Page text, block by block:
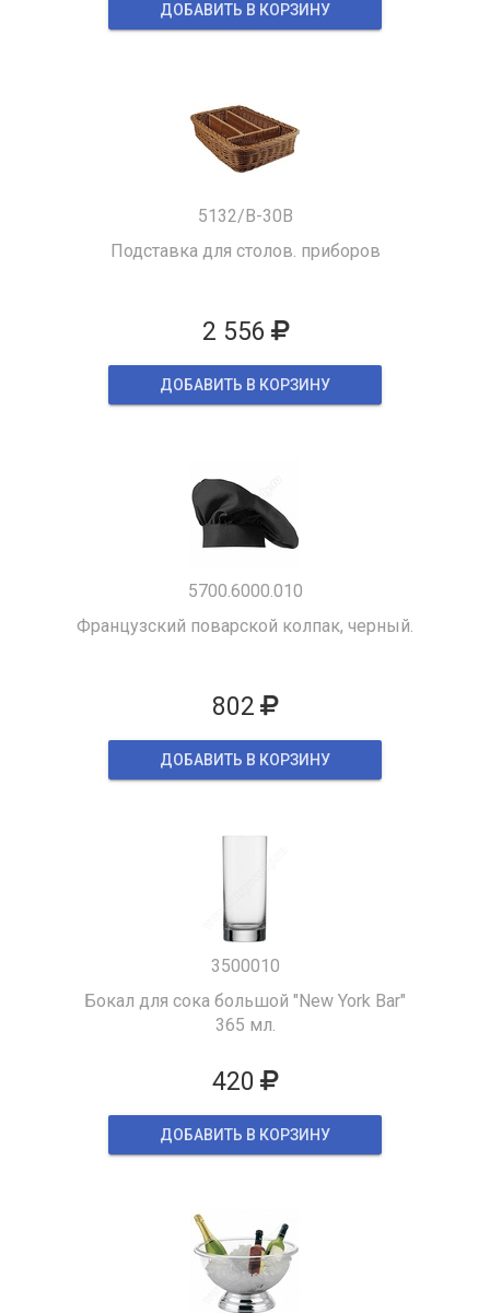
ДОБАВИТЬ В КОРЗИНУ
5132/B-30B
Подставка для столов. приборов
2 556
ДОБАВИТЬ В КОРЗИНУ
5700.6000.010
Французский поварской колпак, черный.
802
ДОБАВИТЬ В КОРЗИНУ
3500010
Бокал для сока большой "New York Bar"
365 мл.
420
ДОБАВИТЬ В КОРЗИНУ